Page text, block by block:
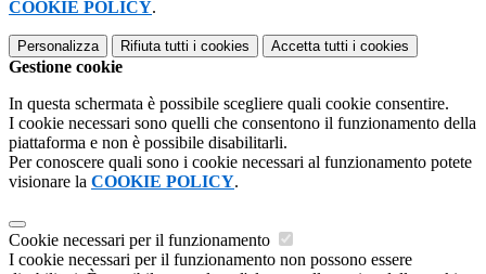
COOKIE POLICY.
Personalizza Rifiuta tutti i cookies Accetta tutti i cookies
Gestione cookie
In questa schermata è possibile scegliere quali cookie consentire.
I cookie necessari sono quelli che consentono il funzionamento della
piattaforma e non è possibile disabilitarli.
Per conoscere quali sono i cookie necessari al funzionamento potete
visionare la COOKIE POLICY.
Cookie necessari per il funzionamento
I cookie necessari per il funzionamento non possono essere